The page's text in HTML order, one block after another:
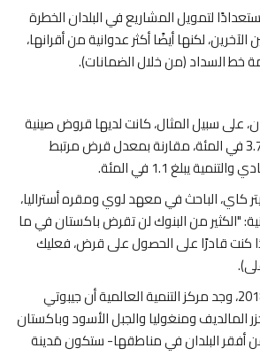
لتمويل المشاريع في البلدان الخطرة
الآخرين، لكنها أيضًا أكثر عدوانية من أقرانها،
السداد (من خلال الضمانات).
على سبيل المثال، كانت لديها قروض صينية
بمتوسط أسعار فائدة 3.76 في المئة، مقارنة بمعدل قرض مرتبط
يبلغ 1.1 في المئة.
كاي، الباحث في معهد لوي ومقره أستراليا،
"الكثير من البنوك لن تقرض باكستان في ما
كنت قادرًا على الحصول على قرض، فعليك
وأوضح التقرير، أنه عام 2018، وجد مركز التنمية العالمية أن جيبوتي
المالديف ومنغوليا والجبل الأسود وباكستان
البلدان في مناطقها- ستكون مَدينة